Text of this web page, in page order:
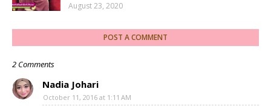
August 23, 2020
POST A COMMENT
2 Comments
Nadia Johari
October 11, 2016 at 1:11 AM